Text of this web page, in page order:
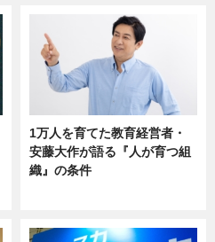
1万人を育てた教育経営者・
安藤大作が語る『人が育つ組
織』の条件